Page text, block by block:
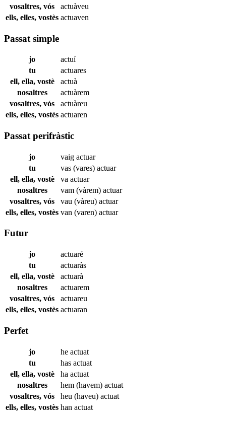
vosaltres, vós
actuàveu
ells, elles, vostès actuaven
Passat simple
jo
actuí
tu
actuares
ell, ella, vostè
actuà
nosaltres
actuàrem
vosaltres, vós
actuàreu
ells, elles, vostès actuaren
Passat perifràstic
jo vaig actuar
tu
vas (vares) actuar
ell, ella, vostè
va actuar
nosaltres
vam (vàrem) actuar
vosaltres, vós
vau (vàreu) actuar
ells, elles, vostès van (varen) actuar
Futur
jo
actuaré
tu
actuaràs
ell, ella, vostè
actuarà
nosaltres
actuarem
vosaltres, vós
actuareu
ells, elles, vostès actuaran
Perfet
jo he actuat
tu
has actuat
ell, ella, vostè
ha actuat
nosaltres
hem (havem) actuat
vosaltres, vós
heu (haveu) actuat
ells, elles, vostès han actuat